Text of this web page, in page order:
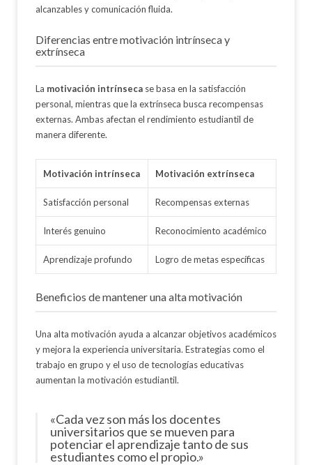
alcanzables y comunicación fluida.
Diferencias entre motivación intrínseca y
extrínseca
La motivación intrínseca se basa en la satisfacción
personal, mientras que la extrínseca busca recompensas
externas. Ambas afectan el rendimiento estudiantil de
manera diferente.
Motivación intrínseca Motivación extrínseca
Satisfacción personal Recompensas externas
Interés genuino Reconocimiento académico
Aprendizaje profundo Logro de metas específicas
Beneficios de mantener una alta motivación
Una alta motivación ayuda a alcanzar objetivos académicos
y mejora la experiencia universitaria. Estrategias como el
trabajo en grupo y el uso de tecnologías educativas
aumentan la motivación estudiantil.
«Cada vez son más los docentes
universitarios que se mueven para
potenciar el aprendizaje tanto de sus
estudiantes como el propio.»